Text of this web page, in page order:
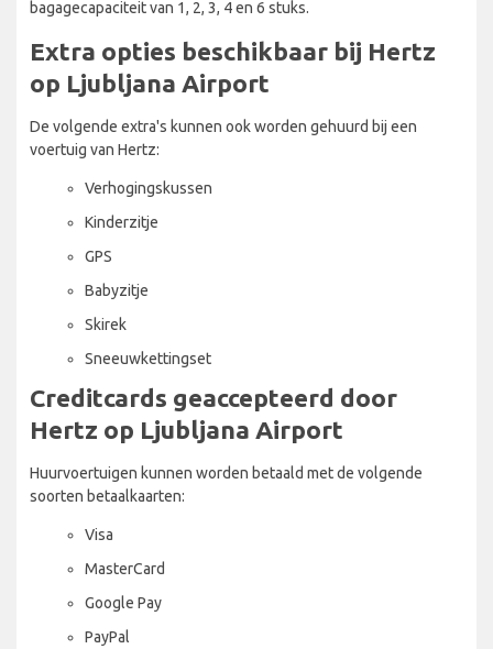
bagagecapaciteit van 1, 2, 3, 4 en 6 stuks.
Extra opties beschikbaar bij Hertz
op Ljubljana Airport
De volgende extra's kunnen ook worden gehuurd bij een
voertuig van Hertz:
Verhogingskussen
Kinderzitje
GPS
Babyzitje
Skirek
Sneeuwkettingset
Creditcards geaccepteerd door
Hertz op Ljubljana Airport
Huurvoertuigen kunnen worden betaald met de volgende
soorten betaalkaarten:
Visa
MasterCard
Google Pay
PayPal